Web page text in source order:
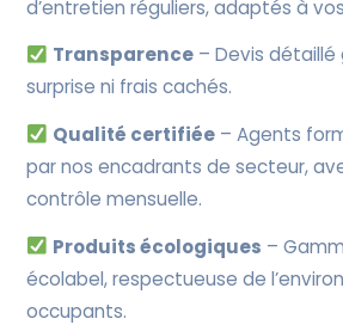
d’entretien réguliers, adaptés à
Transparence– Devis détaillé
surprise ni frais cachés.
Qualité certifiée– Agents
par nos encadrants de secteur,
contrôle mensuelle.
Produits écologiques –
écolabel, respectueuse de
occupants.